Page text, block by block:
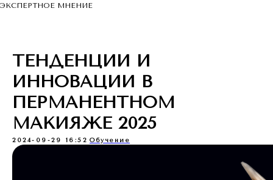
ЭКСПЕРТНОЕ МНЕНИЕ
ТЕНДЕНЦИИ И
ИННОВАЦИИ В
ПЕРМАНЕНТНОМ
МАКИЯЖЕ 2025
2024-09-29 16:52 Обучение